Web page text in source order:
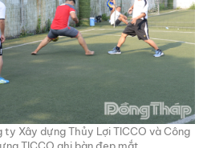
Xây dựng Thủy Lợi TICCO và Công